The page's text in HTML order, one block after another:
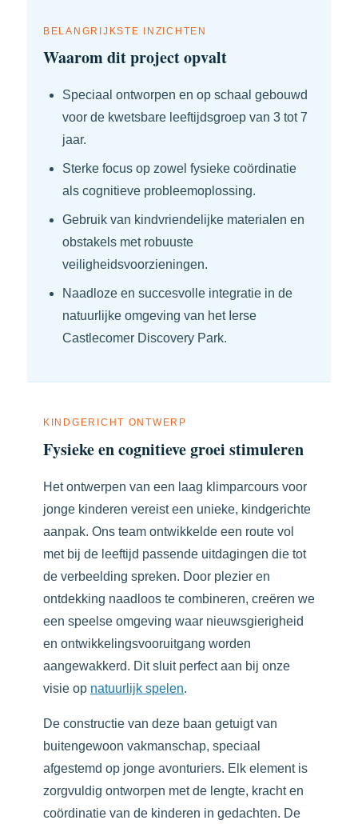
BELANGRIJKSTE INZICHTEN
Waarom dit project opvalt
Speciaal ontworpen en op schaal gebouwd
voor de kwetsbare leeftijdsgroep van 3 tot 7
jaar.
Sterke focus op zowel fysieke coördinatie
als cognitieve probleemoplossing.
Gebruik van kindvriendelijke materialen en
obstakels met robuuste
veiligheidsvoorzieningen.
Naadloze en succesvolle integratie in de
natuurlijke omgeving van het Ierse
Castlecomer Discovery Park.
KINDGERICHT ONTWERP
Fysieke en cognitieve groei stimuleren
Het ontwerpen van een laag klimparcours voor
jonge kinderen vereist een unieke, kindgerichte
aanpak. Ons team ontwikkelde een route vol
met bij de leeftijd passende uitdagingen die tot
de verbeelding spreken. Door plezier en
ontdekking naadloos te combineren, creëren we
een speelse omgeving waar nieuwsgierigheid
en ontwikkelingsvooruitgang worden
aangewakkerd. Dit sluit perfect aan bij onze
visie op natuurlijk spelen.
De constructie van deze baan getuigt van
buitengewoon vakmanschap, speciaal
afgestemd op jonge avonturiers. Elk element is
zorgvuldig ontworpen met de lengte, kracht en
coördinatie van de kinderen in gedachten. De